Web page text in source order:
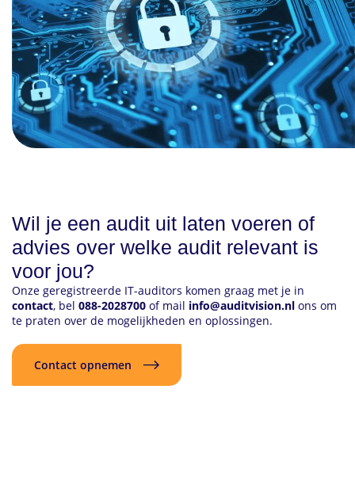
Wil je een audit uit laten voeren of
advies over welke audit relevant is
voor jou?
Onze geregistreerde IT-auditors komen graag met je in
contact, bel 088-2028700 of mail info@auditvision.nl ons om
te praten over de mogelijkheden en oplossingen.
Contact opnemen